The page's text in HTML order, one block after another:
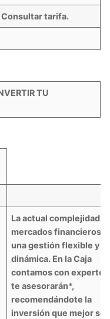
Consultar tarifa.
TU
La actual complejidad
mercados financieros
una gestión flexible y
dinámica. En la Caja
contamos con
te asesorarán*,
recomendándote la
inversión que mejor se